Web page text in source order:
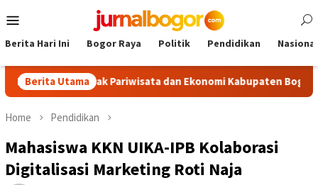
to
Menu
Berita Hari Ini Bogor Raya Politik Pendidikan Nasional
Berita Utama
Pariwisata dan Ekonomi Kabupaten Bogor
Home Pendidikan
Mahasiswa KKN UIKA-IPB Kolaborasi
Digitalisasi Marketing Roti Naja